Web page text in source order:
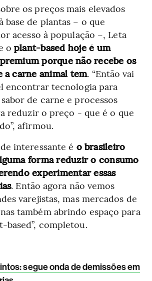
os preços mais elevados
base de plantas – o que
acesso à população –, Leta
o plant-based hoje é um
porque não recebe os
a carne animal tem. “Então vai
encontrar tecnologia para
de carne e processos
reduzir o preço - que é o que
afirmou.
interessante é o brasileiro
forma reduzir o consumo
experimentar essas
. Então agora não vemos
varejistas, mas mercados de
também abrindo espaço para
completou.
segue onda de demissões em